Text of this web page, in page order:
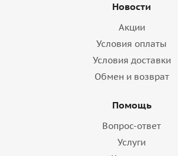
Новости
Акции
Условия оплаты
Условия доставки
Обмен и возврат
Помощь
Вопрос-ответ
Услуги